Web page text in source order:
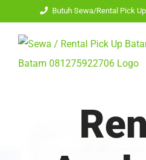
content
Butuh Sewa/Rental Pick